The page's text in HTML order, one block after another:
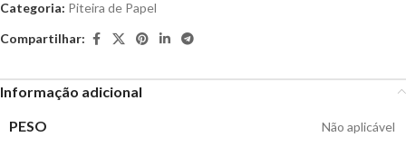
Categoria: Piteira de Papel
Compartilhar:
Informação adicional
PESO
Não aplicável